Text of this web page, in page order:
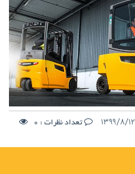
۱۳۹۹/۸/۱۲ تعداد نظرات : 0